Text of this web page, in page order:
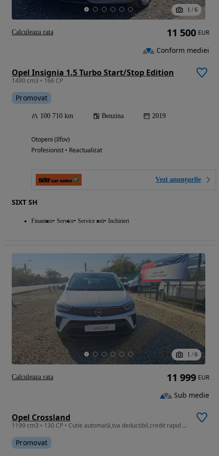
1 / 6
Opel Insignia 1.5 Turbo Start/Stop Edition
1490 cm3 • 166 CP
Promovat
100 710 km Benzina 2019
Otopeni (Ilfov)
Profesionist • Reactualizat
Vezi anunțurile
SIXT SH
Finantare Service Service roti Inchirieri
11 500 EUR
Conform mediei
Calculeaza rata
1 / 6
Opel Crossland
1199 cm3 • 130 CP • Cutie automată,tva deductibil,credit rapid cu buletinul
Promovat
11 999 EUR
Sub medie
Calculeaza rata